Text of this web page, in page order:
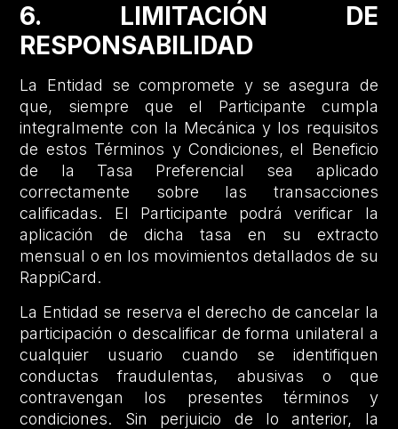
6. LIMITACIÓN DE
RESPONSABILIDAD
La Entidad se compromete y se asegura de
que, siempre que el Participante cumpla
integralmente con la Mecánica y los requisitos
de estos Términos y Condiciones, el Beneficio
de la Tasa Preferencial sea aplicado
correctamente sobre las transacciones
calificadas. El Participante podrá verificar la
aplicación de dicha tasa en su extracto
mensual o en los movimientos detallados de su
RappiCard.
La Entidad se reserva el derecho de cancelar la
participación o descalificar de forma unilateral a
cualquier usuario cuando se identifiquen
conductas fraudulentas, abusivas o que
contravengan los presentes términos y
condiciones. Sin perjuicio de lo anterior, la